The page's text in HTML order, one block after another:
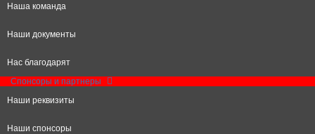
Наша команда
Наши документы
Нас благодарят
Спонсоры и партнеры
Наши реквизиты
Наши спонсоры